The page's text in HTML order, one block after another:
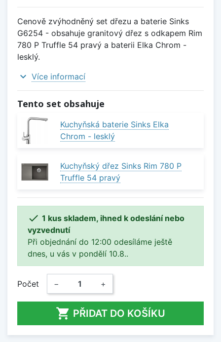
Cenově zvýhodněný set dřezu a baterie Sinks
G6254 - obsahuje granitový dřez s odkapem Rim
780 P Truffle 54 pravý a baterii Elka Chrom -
lesklý.
expand_more Více informací
Tento set obsahuje
Kuchyňská baterie Sinks Elka
Chrom - lesklý
Kuchyňský dřez Sinks Rim 780 P
Truffle 54 pravý
 1 kus skladem, ihned k odeslání nebo
vyzvednutí
Při objednání do 12:00 odesíláme ještě
dnes, u vás v pondělí 10.8..
Počet − +
 PŘIDAT DO KOŠÍKU